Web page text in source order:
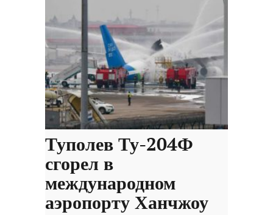
Туполев Ту-204Ф
сгорел в
международном
аэропорту Ханчжоу